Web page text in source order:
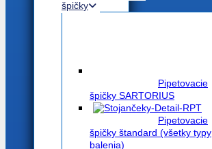
špičky
Pipetovacie
špičky SARTORIUS
Pipetovacie
špičky štandard (všetky typy
balenia)